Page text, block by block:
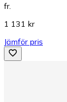
fr.
1 131 kr
Jämför pris